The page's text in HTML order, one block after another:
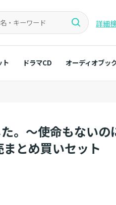
詳細
ト ドラマCD オーディオブッ
。～使命もないの
とめ買いセット